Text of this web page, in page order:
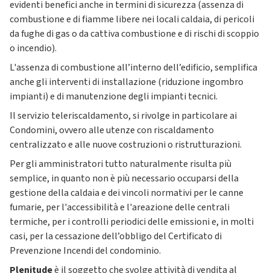
evidenti benefici anche in termini di sicurezza (assenza di
combustione e di fiamme libere nei locali caldaia, di pericoli
da fughe di gas o da cattiva combustione e di rischi di scoppio
o incendio).
L'assenza di combustione all’interno dell’edificio, semplifica
anche gli interventi di installazione (riduzione ingombro
impianti) e di manutenzione degli impianti tecnici.
Il servizio teleriscaldamento, si rivolge in particolare ai
Condomini, ovvero alle utenze con riscaldamento
centralizzato e alle nuove costruzioni o ristrutturazioni.
Per gli amministratori tutto naturalmente risulta più
semplice, in quanto non è più necessario occuparsi della
gestione della caldaia e dei vincoli normativi per le canne
fumarie, per l'accessibilità e l'areazione delle centrali
termiche, per i controlli periodici delle emissioni e, in molti
casi, per la cessazione dell’obbligo del Certificato di
Prevenzione Incendi del condominio.
Plenitudeè il soggetto che svolge attività di vendita al